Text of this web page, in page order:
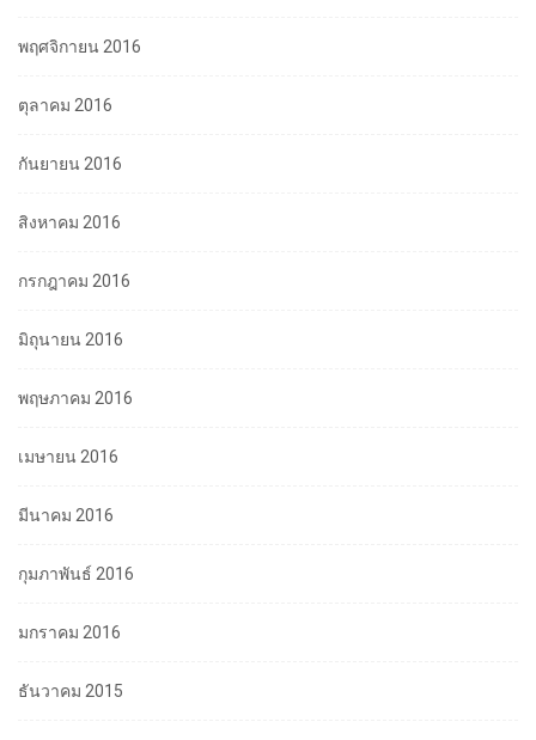
พฤศจิกายน 2016
ตุลาคม 2016
กันยายน 2016
สิงหาคม 2016
กรกฎาคม 2016
มิถุนายน 2016
พฤษภาคม 2016
เมษายน 2016
มีนาคม 2016
กุมภาพันธ์ 2016
มกราคม 2016
ธันวาคม 2015